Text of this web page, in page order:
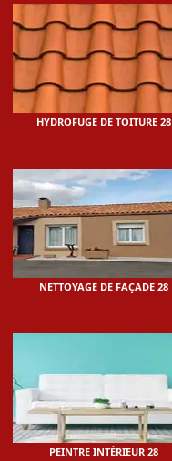
HYDROFUGE DE TOITURE 28
NETTOYAGE DE FAÇADE 28
PEINTRE INTÉRIEUR 28